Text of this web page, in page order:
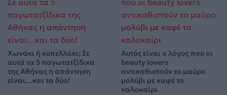
Χωνάκι ή κυπελλάκι; Σε
αυτά τα 5 παγωτατζίδικα
της Αθήνας η απάντηση
είναι…και τα δύο!
Αυτός είναι ο λόγος που οι
beauty lovers
αντικαθιστούν το μαύρο
μολύβι με καφέ το
καλοκαίρι